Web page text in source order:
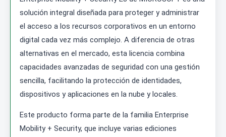
solución integral diseñada para proteger y administrar
el acceso a los recursos corporativos en un entorno
digital cada vez más complejo. A diferencia de otras
alternativas en el mercado, esta licencia combina
capacidades avanzadas de seguridad con una gestión
sencilla, facilitando la protección de identidades,
dispositivos y aplicaciones en la nube y locales.
Este producto forma parte de la familia Enterprise
Mobility + Security, que incluye varias ediciones